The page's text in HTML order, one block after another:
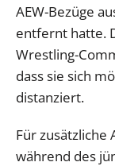
AEW-Bezüge
entfernt hatte.
Wrestling-
dass sie sich
distanziert.
Für
während des